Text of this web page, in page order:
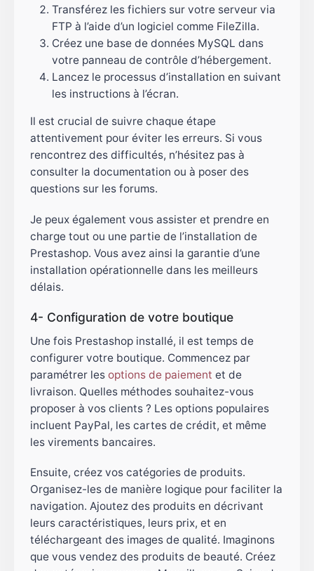
Transférez les fichiers sur votre serveur via
FTP à l’aide d’un logiciel comme FileZilla.
Créez une base de données MySQL dans
votre panneau de contrôle d’hébergement.
Lancez le processus d’installation en suivant
les instructions à l’écran.
Il est crucial de suivre chaque étape
attentivement pour éviter les erreurs. Si vous
rencontrez des difficultés, n’hésitez pas à
consulter la documentation ou à poser des
questions sur les forums.
Je peux également vous assister et prendre en
charge tout ou une partie de l’installation de
Prestashop. Vous avez ainsi la garantie d’une
installation opérationnelle dans les meilleurs
délais.
4- Configuration de votre boutique
Une fois Prestashop installé, il est temps de
configurer votre boutique. Commencez par
paramétrer lesoptions de paiement et de
livraison. Quelles méthodes souhaitez-vous
proposer à vos clients ? Les options populaires
incluent PayPal, les cartes de crédit, et même
les virements bancaires.
Ensuite, créez vos catégories de produits.
Organisez-les de manière logique pour faciliter la
navigation. Ajoutez des produits en décrivant
leurs caractéristiques, leurs prix, et en
téléchargeant des images de qualité. Imaginons
que vous vendez des produits de beauté. Créez